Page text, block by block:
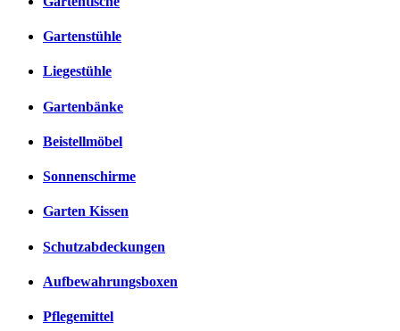
Gartenstühle
Liegestühle
Gartenbänke
Beistellmöbel
Sonnenschirme
Garten Kissen
Schutzabdeckungen
Aufbewahrungsboxen
Pflegemittel